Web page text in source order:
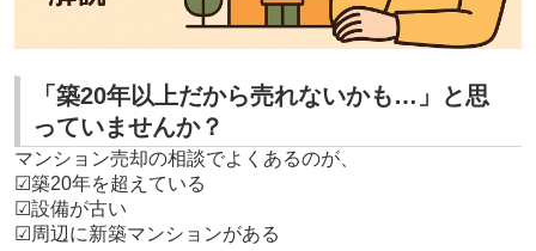
「築20年以上だから売れないかも…」と思
っていませんか？
マンション売却の相談でよくあるのが、
☑築20年を超えている
☑設備が古い
☑周辺に新築マンションがある